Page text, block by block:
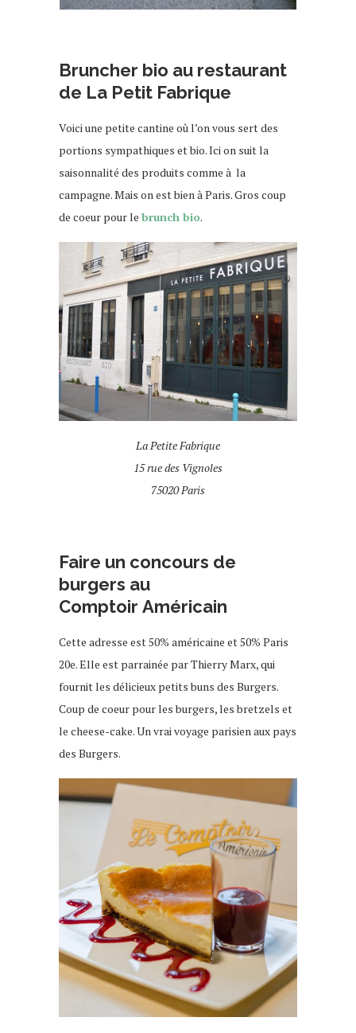
Bruncher bio au restaurant
de La Petit Fabrique
Voici une petite cantine où l’on vous sert des
portions sympathiques et bio. Ici on suit la
saisonnalité des produits comme à la
campagne. Mais on est bien à Paris. Gros coup
de coeur pour le brunch bio.
La Petite Fabrique
15 rue des Vignoles
75020 Paris
Faire un concours de
burgers au
Comptoir Américain
Cette adresse est 50% américaine et 50% Paris
20e. Elle est parrainée par Thierry Marx, qui
fournit les délicieux petits buns des Burgers.
Coup de coeur pour les burgers, les bretzels et
le cheese-cake. Un vrai voyage parisien aux pays
des Burgers.